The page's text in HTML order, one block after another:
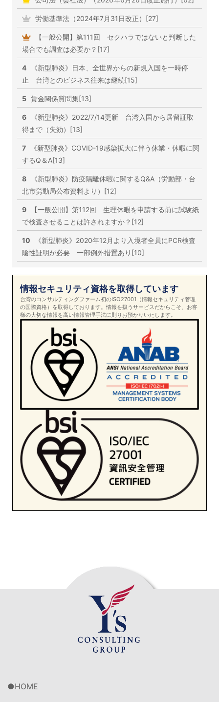
労働基準法（2024年7月31日改正）[27]
【一般公開】第111回 セクハラではないと判断した
場合でも調査は必要か？[17]
4
《新型肺炎》日本、全世界からの新規入国を一時停
止 台湾とのビジネス往来は継続[15]
5 賃金関係質問集[13]
6
《新型肺炎》2022/7/14更新 台湾入国から居留証取
得まで（失効）[13]
7
《新型肺炎》COVID-19感染拡大に伴う休業・休暇に関
するQ＆A[13]
8
《新型肺炎》防疫隔離休暇に関するQ&A（労動部・台
北市労動局公布資料より）[12]
9
【一般公開】第112回 生理休暇を申請する前に試験紙
で検査させることは許されますか？[12]
10
《新型肺炎》2020年12月より入境者全員にPCR検査
陰性証明が必要 一部例外措置あり[10]
情報セキュリティ資格を取得しています
台湾のコンサルティングファーム初のISO27001（情報セキュリティ管理
の国際資格）を取得しております。情報を扱うサービスだからこそ、お客
様の大切な情報を高い情報管理手法に則りお預かりいたします。
HOME